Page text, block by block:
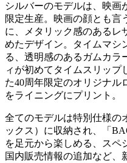
シルバーのモデルは、映画
限定生産。映画の顔とも言
に、メタリック感のあるレ
めたデザイン。タイムマシ
る、透明感のあるガムカラ
ィが初めてタイムスリップ
た40周年限定のオリジナル
をライニングにプリント。
全てのモデルは特別仕様の
ックス）に収納され、「
を足元から楽しめる、スペ
国内販売情報の追加など、